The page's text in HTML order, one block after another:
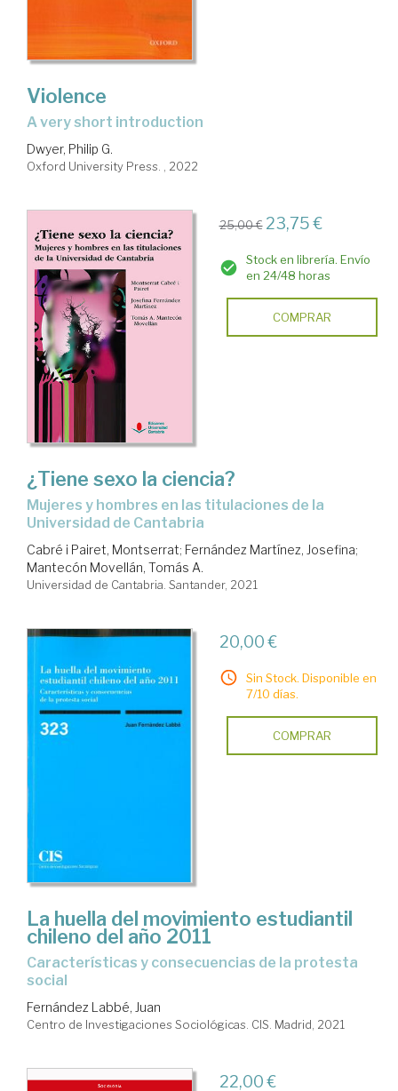
Violence
a very short introduction
Dwyer, Philip G.
Oxford University Press. , 2022
25,00 € 23,75 €
Stock en librería. Envío
en 24/48 horas
COMPRAR
¿Tiene sexo la ciencia?
mujeres y hombres en las titulaciones de la
Universidad de Cantabria
Cabré i Pairet, Montserrat; Fernández Martínez, Josefina;
Mantecón Movellán, Tomás A.
Universidad de Cantabria. Santander, 2021
20,00 €
Sin Stock. Disponible en
7/10 días.
COMPRAR
La huella del movimiento estudiantil
chileno del año 2011
características y consecuencias de la protesta
social
Fernández Labbé, Juan
Centro de Investigaciones Sociológicas. CIS. Madrid, 2021
22,00 €